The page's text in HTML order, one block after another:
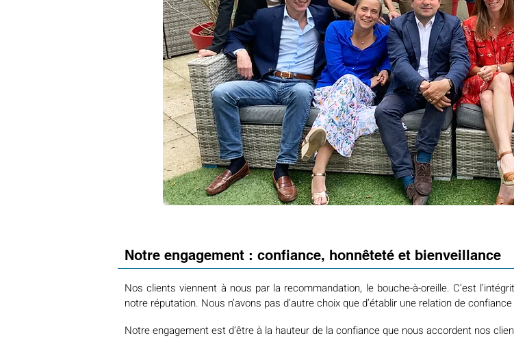
Notre engagement : confiance, honnêteté et bienveillance
Nos clients viennent à nous par la recommandation, le bouche-à-oreille. C’est
notre réputation. Nous n’avons pas d’autre choix que d’établir une relation de
Notre engagement est d’être à la hauteur de la confiance que nous accordent nos